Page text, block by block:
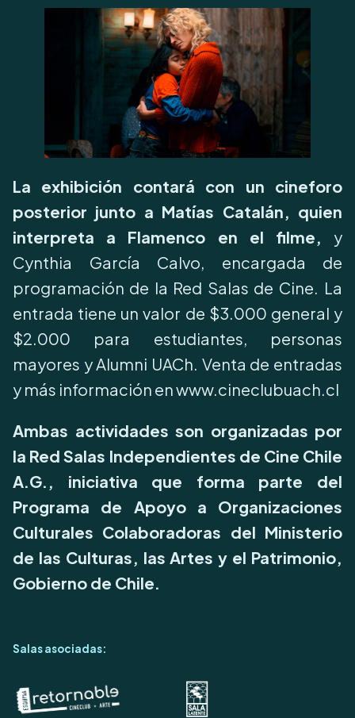
La exhibición contará con un cineforo
posterior junto a Matías Catalán, quien
interpreta a Flamenco en el filme, y
Cynthia García Calvo, encargada de
programación de la Red Salas de Cine. La
entrada tiene un valor de $3.000 general y
$2.000 para estudiantes, personas
mayores y Alumni UACh. Venta de entradas
y más información en www.cineclubuach.cl
Ambas actividades son organizadas por
la Red Salas Independientes de Cine Chile
A.G., iniciativa que forma parte del
Programa de Apoyo a Organizaciones
Culturales Colaboradoras del Ministerio
de las Culturas, las Artes y el Patrimonio,
Gobierno de Chile.
Salas asociadas: